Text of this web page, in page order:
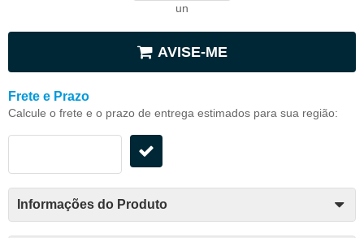
un
AVISE-ME
Frete e Prazo
Calcule o frete e o prazo de entrega estimados para sua região:
Informações do Produto